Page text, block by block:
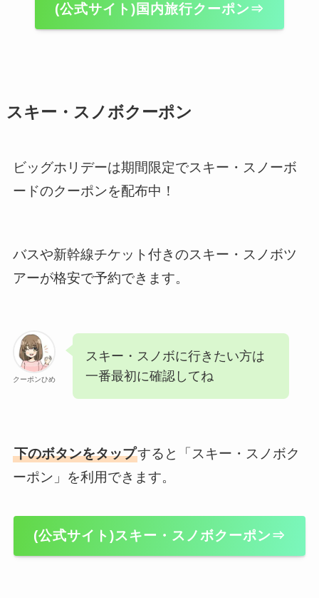
(公式サイト)国内旅行クーポン⇒
スキー・スノボクーポン
ビッグホリデーは期間限定でスキー・スノーボ
ードのクーポンを配布中！
バスや新幹線チケット付きのスキー・スノボツ
アーが格安で予約できます。
クーポンひめ
スキー・スノボに行きたい方は
一番最初に確認してね
下のボタンをタップすると「スキー・スノボク
ーポン」を利用できます。
(公式サイト)スキー・スノボクーポン⇒